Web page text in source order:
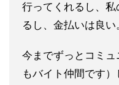
行って くれるし、
るし、金払いは良い
今までずっとコミ
もバイト仲間です